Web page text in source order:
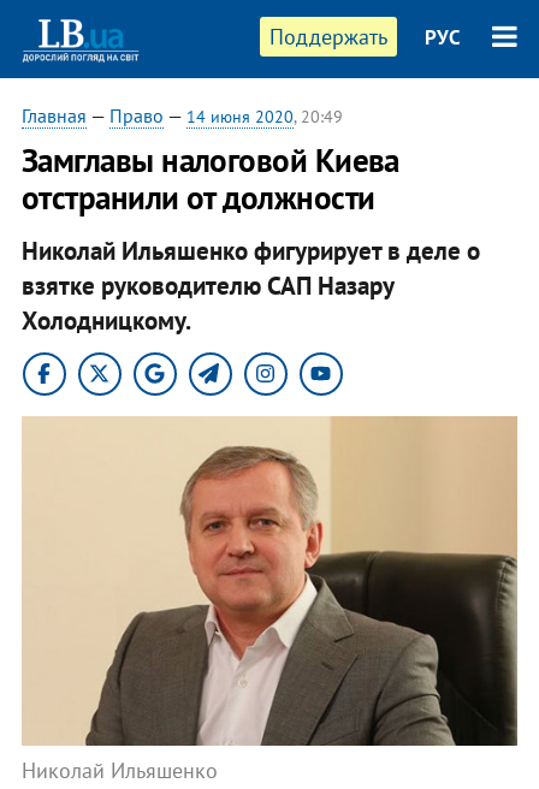
Поддержать РУС
Главная — Право — 14 июня 2020, 20:49
Замглавы налоговой Киева
отстранили от должности
Николай Ильяшенко фигурирует в деле о
взятке руководителю САП Назару
Холодницкому.
Николай Ильяшенко